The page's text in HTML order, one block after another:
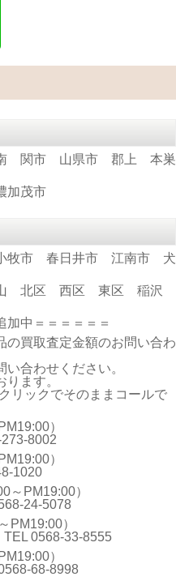
関市 山県市 郡上 本巣
茂市
牧市 春日井市 江南市 犬
北区 西区 東区 稲沢
加中＝＝＝＝＝＝
の買取査定金額のお問い合わ
合わせください。
ます。
リックでそのままコールで
）
8002
）
1020
～PM19:00）
24-5078
PM19:00）
TEL 0568-33-8555
）
68-8998